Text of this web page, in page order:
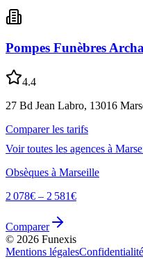
Pompes Funèbres
4.4
27 Bd Jean Labro, 13016
Comparer les tarifs
Voir toutes les agences à
Obsèques à Marseille
2 078€ – 2 581€
Comparer
© 2026 Funexis
Mentions légalesConfidentialité